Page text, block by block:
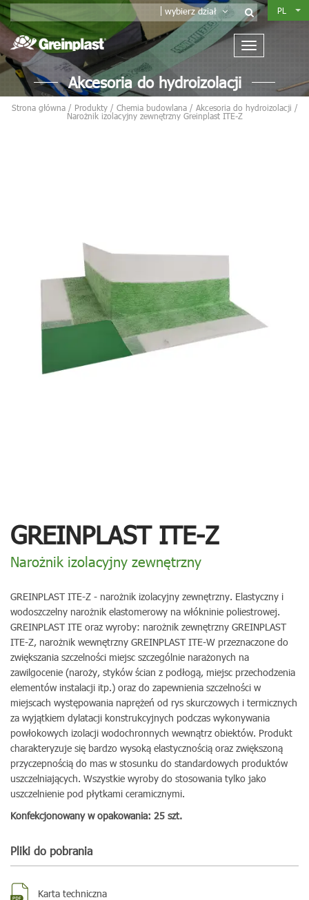
wybierz dział PL
Akcesoria do hydroizolacji
Strona główna/ Produkty/ Chemia budowlana/ Akcesoria do hydroizolacji /
Narożnik izolacyjny zewnętrzny Greinplast ITE-Z
GREINPLAST ITE-Z
Narożnik izolacyjny zewnętrzny
GREINPLAST ITE-Z - narożnik izolacyjny zewnętrzny. Elastyczny i
wodoszczelny narożnik elastomerowy na włókninie poliestrowej.
GREINPLAST ITE oraz wyroby: narożnik zewnętrzny GREINPLAST
ITE-Z, narożnik wewnętrzny GREINPLAST ITE-W przeznaczone do
zwiększania szczelności miejsc szczególnie narażonych na
zawilgocenie (naroży, styków ścian z podłogą, miejsc przechodzenia
elementów instalacji itp.) oraz do zapewnienia szczelności w
miejscach występowania naprężeń od rys skurczowych i termicznych
za wyjątkiem dylatacji konstrukcyjnych podczas wykonywania
powłokowych izolacji wodochronnych wewnątrz obiektów. Produkt
charakteryzuje się bardzo wysoką elastycznością oraz zwiększoną
przyczepnością do mas w stosunku do standardowych produktów
uszczelniających. Wszystkie wyroby do stosowania tylko jako
uszczelnienie pod płytkami ceramicznymi.
Konfekcjonowany w opakowania: 25 szt.
Pliki do pobrania
Karta techniczna